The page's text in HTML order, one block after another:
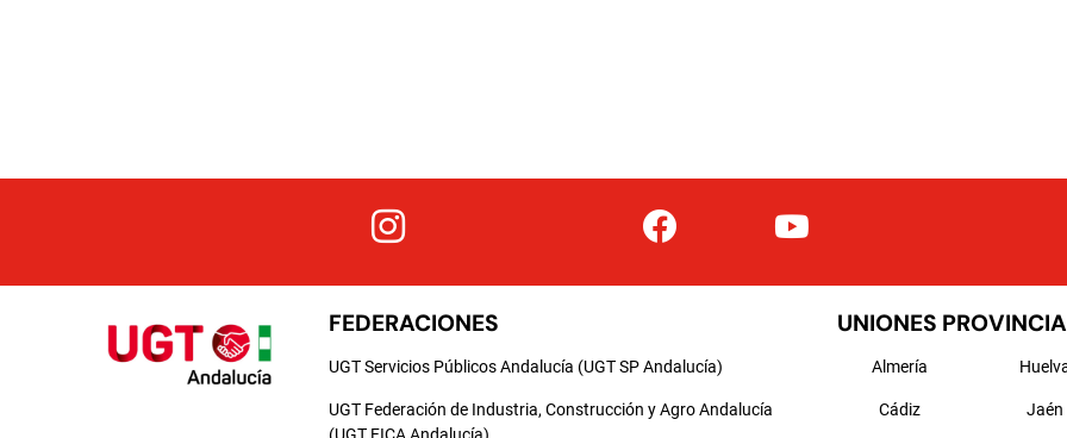
FEDERACIONES
UGT Servicios Públicos Andalucía (UGT SP Andalucía)
UGT Federación de Industria, Construcción y Agro Andalucía
UNIONES
Almería
Cádiz Jaén